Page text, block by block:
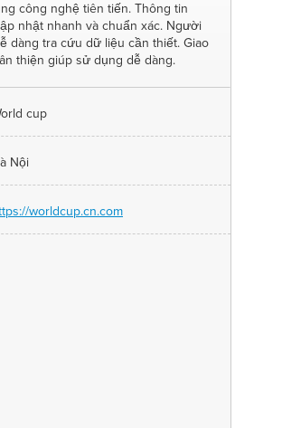
công nghệ tiên tiến. Thông tin
nhật nhanh và chuẩn xác. Người
dàng tra cứu dữ liệu cần thiết. Giao
thiện giúp sử dụng dễ dàng.
cup
Nội
worldcup.cn.com